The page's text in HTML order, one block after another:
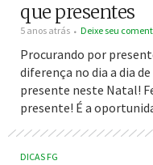
que presentes
5 anos atrás Deixe seu
Procurando por
diferença no dia a dia
presente neste Natal!
presente! É a
DICAS FG